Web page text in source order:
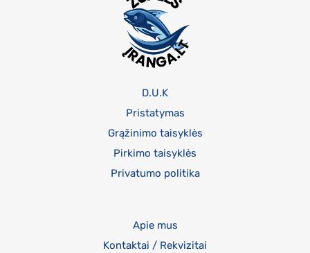
D.U.K
Pristatymas
Grąžinimo taisyklės
Pirkimo taisyklės
Privatumo politika
Apie mus
Kontaktai / Rekvizitai